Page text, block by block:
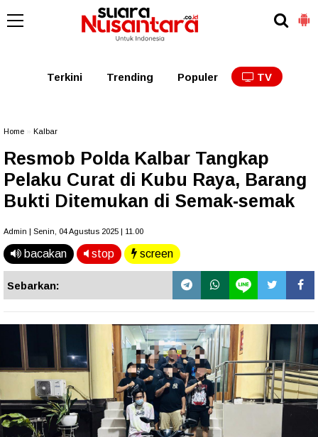
Kalbar Kalteng
Terkini Trending Populer TV
Home Kalbar
Resmob Polda Kalbar Tangkap
Pelaku Curat di Kubu Raya, Barang
Bukti Ditemukan di Semak-semak
Admin | Senin, 04 Agustus 2025 | 11.00
bacakan stop screen
Sebarkan: